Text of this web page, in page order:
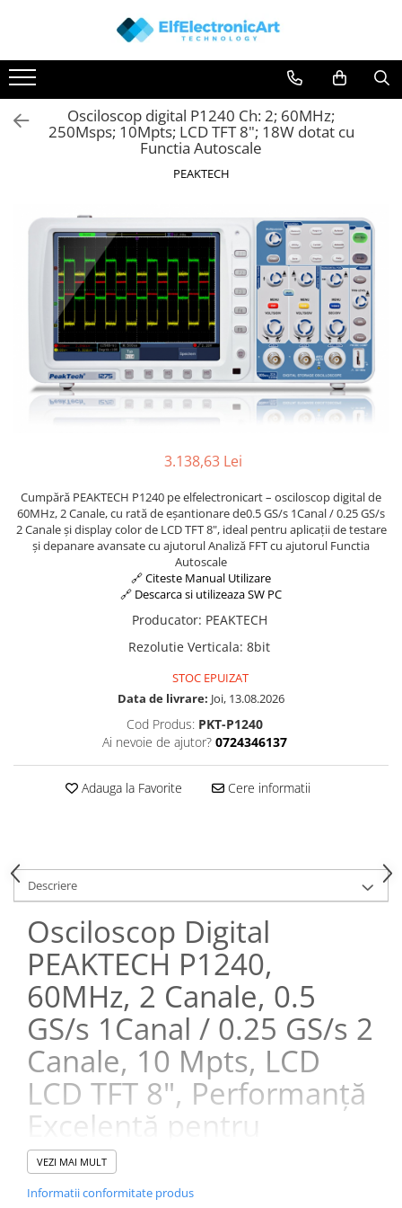
Toate Produsele
Audio
Auto
Instrumente de masura si control
Scule Atelier
Surse de alimentare
Termometre
Testere
Osciloscoape
Accesorii
Osciloscoape AXIOMET
Osciloscoape B&K PRECISION
Osciloscoape GW INSTEK
Osciloscoape HANTEK
Osciloscoape KEYSIGHT
Osciloscoape OWON
Osciloscoape Peaktech
Osciloscop digital P1240 Ch: 2; 60MHz;
250Msps; 10Mpts; LCD TFT 8"; 18W dotat cu
Functia Autoscale
PEAKTECH
3.138,63 Lei
Cumpără PEAKTECH P1240 pe elfelectronicart – osciloscop digital de
60MHz, 2 Canale, cu rată de eșantionare de0.5 GS/s 1Canal / 0.25 GS/s
2 Canale și display color de LCD TFT 8", ideal pentru aplicații de testare
și depanare avansate cu ajutorul Analiză FFT cu ajutorul Functia
Autoscale
🔗 Citeste Manual Utilizare
🔗 Descarca si utilizeaza SW PC
Producator: PEAKTECH
Rezolutie Verticala: 8bit
STOC EPUIZAT
Data de livrare: Joi, 13.08.2026
Cod Produs: PKT-P1240
Ai nevoie de ajutor? 0724346137
Adauga la Favorite Cere informatii
Descriere
Osciloscop Digital
PEAKTECH P1240,
60MHz, 2 Canale, 0.5
GS/s 1Canal / 0.25 GS/s 2
Canale, 10 Mpts, LCD
LCD TFT 8", Performanță
Excelentă pentru
Măsurători Precise
domeniul electronicii, inginerie și cercetare. Conceput pentru a
VEZI MAI MULT
Informatii conformitate produs